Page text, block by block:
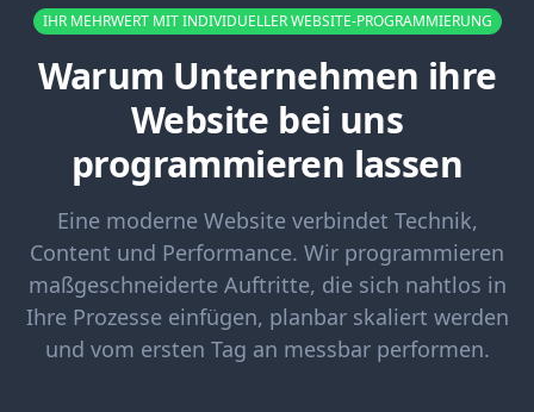
IHR MEHRWERT MIT INDIVIDUELLER WEBSITE-PROGRAMMIERUNG
Warum Unternehmen ihre
Website bei uns
programmieren lassen
Eine moderne Website verbindet Technik,
Content und Performance. Wir programmieren
maßgeschneiderte Auftritte, die sich nahtlos in
Ihre Prozesse einfügen, planbar skaliert werden
und vom ersten Tag an messbar performen.